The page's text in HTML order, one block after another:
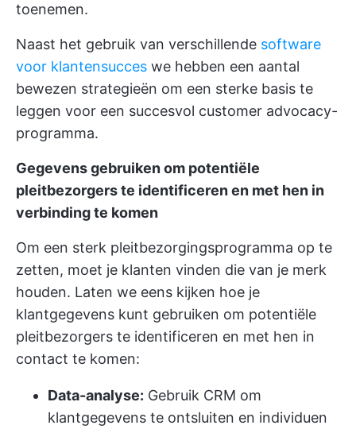
toenemen.
Naast het gebruik van verschillende software
voor klantensucces we hebben een aantal
bewezen strategieën om een sterke basis te
leggen voor een succesvol customer advocacy-
programma.
Gegevens gebruiken om potentiële
pleitbezorgers te identificeren en met hen in
verbinding te komen
Om een sterk pleitbezorgingsprogramma op te
zetten, moet je klanten vinden die van je merk
houden. Laten we eens kijken hoe je
klantgegevens kunt gebruiken om potentiële
pleitbezorgers te identificeren en met hen in
contact te komen:
Data-analyse: Gebruik CRM om
klantgegevens te ontsluiten en individuen